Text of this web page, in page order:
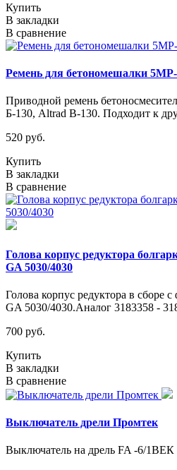
Купить
В закладки
В сравнение
Ремень для бетономешалки
Приводной ремень
Б-130, Altrad B-130. Подходит к
520 руб.
Купить
В закладки
В сравнение
Голова корпус редуктора
GA 5030/4030
Голова корпус редуктора в сборе
GA 5030/4030.Аналог 3183358 -
700 руб.
Купить
В закладки
В сравнение
Выключатель дрели Промтек
Выключатель на дрель FA -6/